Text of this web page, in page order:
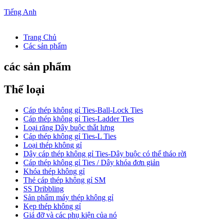
Tiếng Anh
Trang Chủ
Các sản phẩm
các sản phẩm
Thể loại
Cáp thép không gỉ Ties-Ball-Lock Ties
Cáp thép không gỉ Ties-Ladder Ties
Loại răng Dây buộc thắt lưng
Cáp thép không gỉ Ties-L Ties
Loại thép không gỉ
Dây cáp thép không gỉ Ties-Dây buộc có thể tháo rời
Cáp thép không gỉ Ties / Dây khóa đơn giản
Khóa thép không gỉ
Thẻ cáp thép không gỉ SM
SS Dribbling
Sản phẩm máy thép không gỉ
Kẹp thép không gỉ
Giá đỡ và các phụ kiện của nó